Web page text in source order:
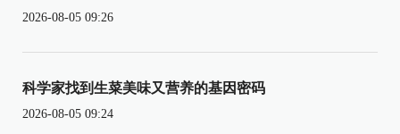
2026-08-05 09:26
科学家找到生菜美味又营养的基因密码
2026-08-05 09:24